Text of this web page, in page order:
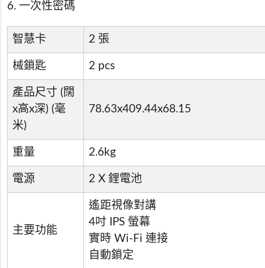
6. 一次性密碼
智慧卡 2 張
械鎖匙 2 pcs
產品尺寸 (闊
x高x深) (毫
米)
78.63x409.44x68.15
重量 2.6kg
電源 2 X 鋰電池
主要功能
遙距視像對講
4吋 IPS 螢幕
實時 Wi-Fi 連接
自動鎖定